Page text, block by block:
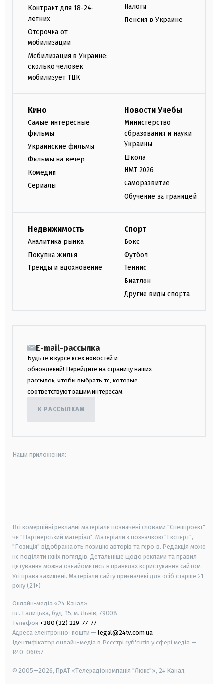
Контракт для 18-24-
летних
Отсрочка от
мобилизации
Мобилизация в Украине:
сколько человек
мобилизует ТЦК
Налоги
Пенсия в Украине
Кино
Самые интересные
фильмы
Украинские фильмы
Фильмы на вечер
Комедии
Сериалы
Новости Учебы
Министерство
образования и науки
Украины
Школа
НМТ 2026
Саморазвитие
Обучение за границей
Недвижимость
Аналитика рынка
Покупка жилья
Тренды и вдохновение
Спорт
Бокс
Футбол
Теннис
Биатлон
Другие виды спорта
E-mail-рассылка
Будьте в курсе всех новостей и
обновлений! Перейдите на страницу наших
рассылок, чтобы выбрать те, которые
соответствуют вашим интересам.
К РАССЫЛКАМ
Наши приложения:
Всі комерційні рекламні матеріали позначені словами "Спецпроєкт"
чи "Партнерський матеріал". Матеріали з позначкою "Експерт",
"Позиція" відображають позицію авторів та героїв. Редакція може
не поділяти їхніх поглядів. Детальніше щодо реклами та правил
цитування можна ознайомитись в правилах користування сайтом.
Усі права захищені. Матеріали сайту призначені для осіб старше 21
року (21+)
Онлайн-медіа «24 Канал»
пл. Галицька, буд. 15, м. Львів, 79008
Телефон +380 (32) 229-77-77
Адреса електронної пошти — legal@24tv.com.ua
Ідентифікатор онлайн-медіа в Реєстрі суб'єктів у сфері медіа —
R40-06057
© 2005—2026, ПрАТ «Телерадіокомпанія "Люкс"», 24 Канал.